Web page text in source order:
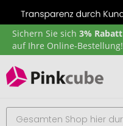
Sichern Sie sich 3% Rabatt
auf Ihre Online-Bestellung!